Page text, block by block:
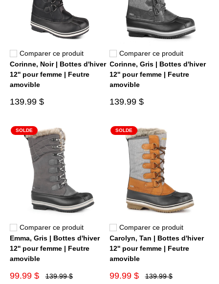
Comparer ce produit
Corinne, Noir | Bottes d'hiver
12'' pour femme | Feutre
amovible
139.99 $
Comparer ce produit
Corinne, Gris | Bottes d'hiver
12'' pour femme | Feutre
amovible
139.99 $
SOLDE
Comparer ce produit
Emma, Gris | Bottes d'hiver
12'' pour femme | Feutre
amovible
99.99 $ 139.99 $
SOLDE
Comparer ce produit
Carolyn, Tan | Bottes d'hiver
12'' pour femme | Feutre
amovible
99.99 $ 139.99 $